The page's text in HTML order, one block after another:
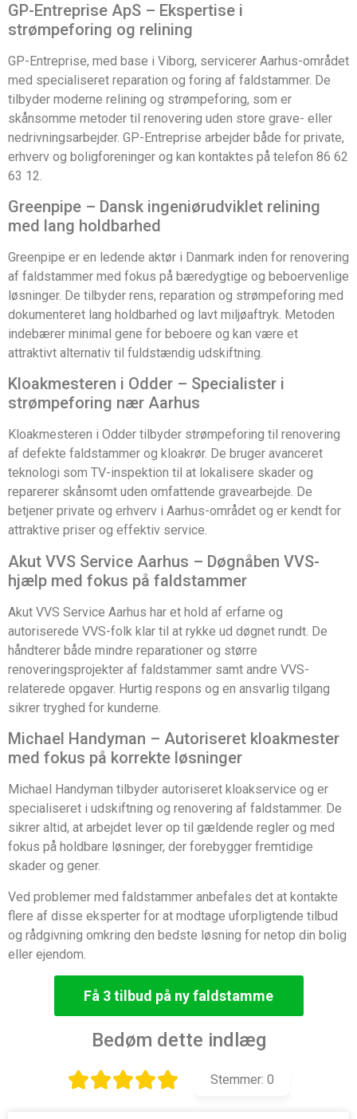
GP-Entreprise ApS – Ekspertise i
strømpeforing og relining
GP-Entreprise, med base i Viborg, servicerer Aarhus-området
med specialiseret reparation og foring af faldstammer. De
tilbyder moderne relining og strømpeforing, som er
skånsomme metoder til renovering uden store grave- eller
nedrivningsarbejder. GP-Entreprise arbejder både for private,
erhverv og boligforeninger og kan kontaktes på telefon 86 62
63 12.
Greenpipe – Dansk ingeniørudviklet relining
med lang holdbarhed
Greenpipe er en ledende aktør i Danmark inden for renovering
af faldstammer med fokus på bæredygtige og beboervenlige
løsninger. De tilbyder rens, reparation og strømpeforing med
dokumenteret lang holdbarhed og lavt miljøaftryk. Metoden
indebærer minimal gene for beboere og kan være et
attraktivt alternativ til fuldstændig udskiftning.
Kloakmesteren i Odder – Specialister i
strømpeforing nær Aarhus
Kloakmesteren i Odder tilbyder strømpeforing til renovering
af defekte faldstammer og kloakrør. De bruger avanceret
teknologi som TV-inspektion til at lokalisere skader og
reparerer skånsomt uden omfattende gravearbejde. De
betjener private og erhverv i Aarhus-området og er kendt for
attraktive priser og effektiv service.
Akut VVS Service Aarhus – Døgnåben VVS-
hjælp med fokus på faldstammer
Akut VVS Service Aarhus har et hold af erfarne og
autoriserede VVS-folk klar til at rykke ud døgnet rundt. De
håndterer både mindre reparationer og større
renoveringsprojekter af faldstammer samt andre VVS-
relaterede opgaver. Hurtig respons og en ansvarlig tilgang
sikrer tryghed for kunderne.
Michael Handyman – Autoriseret kloakmester
med fokus på korrekte løsninger
Michael Handyman tilbyder autoriseret kloakservice og er
specialiseret i udskiftning og renovering af faldstammer. De
sikrer altid, at arbejdet lever op til gældende regler og med
fokus på holdbare løsninger, der forebygger fremtidige
skader og gener.
Ved problemer med faldstammer anbefales det at kontakte
flere af disse eksperter for at modtage uforpligtende tilbud
og rådgivning omkring den bedste løsning for netop din bolig
eller ejendom.
Få 3 tilbud på ny faldstamme
Bedøm dette indlæg
Stemmer: 0